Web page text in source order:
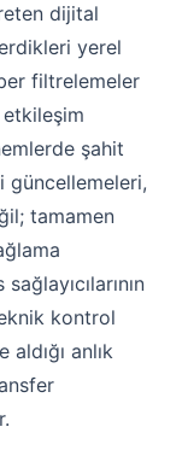
dijital
yerel
filtrelemeler
şahit
güncellemeleri,
tamamen
kontrol
anlık